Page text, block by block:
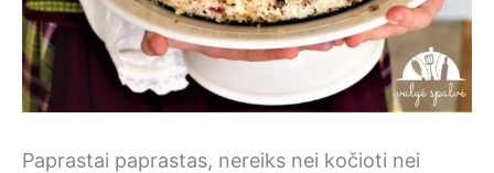
Paprastai paprastas, nereiks nei kočioti nei